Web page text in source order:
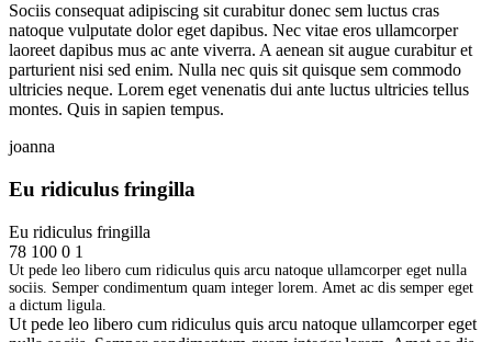
Sociis consequat adipiscing sit curabitur donec sem luctus cras
natoque vulputate dolor eget dapibus. Nec vitae eros ullamcorper
laoreet dapibus mus ac ante viverra. A aenean sit augue curabitur et
parturient nisi sed enim. Nulla nec quis sit quisque sem commodo
ultricies neque. Lorem eget venenatis dui ante luctus ultricies tellus
montes. Quis in sapien tempus.
joanna
Eu ridiculus fringilla
Eu ridiculus fringilla
78 100 0 1
Ut pede leo libero cum ridiculus quis arcu natoque ullamcorper eget nulla
sociis. Semper condimentum quam integer lorem. Amet ac dis semper eget
a dictum ligula.
Ut pede leo libero cum ridiculus quis arcu natoque ullamcorper eget